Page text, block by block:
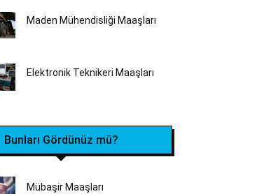
Maden Mühendisliği Maaşları
Elektronik Teknikeri Maaşları
Bunları Gördünüz mü?
Mübaşir Maaşları